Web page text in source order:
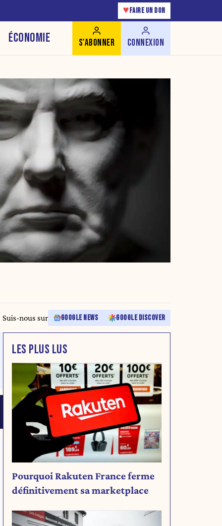
♥ FAIRE UN DON
ÉCONOMIE S'ABONNER CONNEXION
Suis-nous sur GOOGLE NEWS GOOGLE DISCOVER
LES PLUS LUS
Pourquoi Rakuten France ferme
définitivement sa marketplace